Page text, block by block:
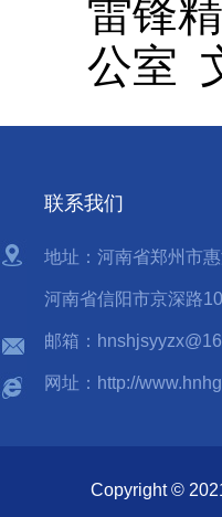
雷锋
公室
联系我们
地址：河南省郑州市
河南省信阳市京深路
邮箱：
网址：http://
Copyright ©